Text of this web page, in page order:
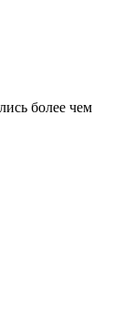
более чем